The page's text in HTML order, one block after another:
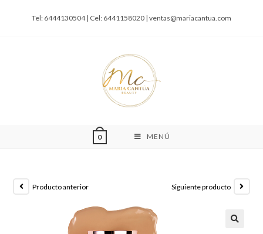
Tel: 6444130504 | Cel: 6441158020 | ventas@mariacantua.com
0 MENÚ
Producto anterior Siguiente producto